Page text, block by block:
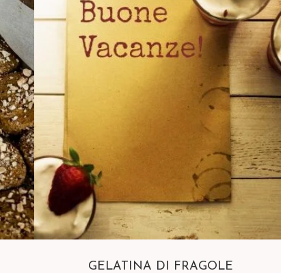
GELATINA DI FRAGOLE